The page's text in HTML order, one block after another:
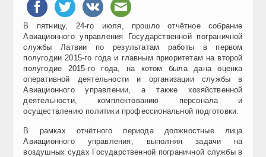
В пятницу, 24-го июля, прошло отчётное собрание
Авиационного управления Государственной пограничной
службы Латвии по результатам работы в первом
полугодии 2015-го года и главным приоритетам на второй
полугодие 2015-го года, на котом была дана оценка
оперативной деятельности и организации службы в
Авиационного управлении, а также хозяйственной
деятельности, комплектованию персонала и
осуществлению политики профессиональной подготовки.
В рамках отчётного периода должностные лица
Авиационного управления, выполняя задачи на
воздушных судах Государственной пограничной службы в